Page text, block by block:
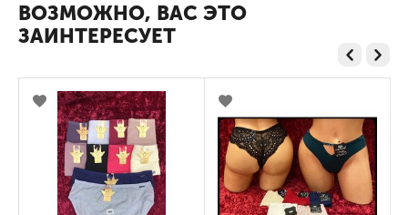
ВОЗМОЖНО, ВАС ЭТО
ЗАИНТЕРЕСУЕТ